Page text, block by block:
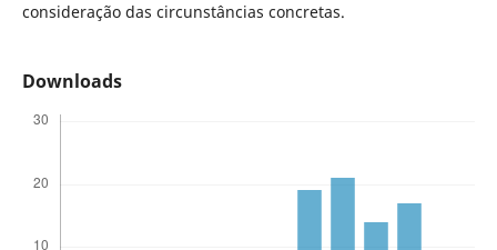
consideração das circunstâncias concretas.
Downloads